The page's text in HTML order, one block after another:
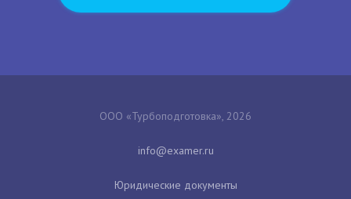
ООО «Турбоподготовка», 2026
Юридические документы